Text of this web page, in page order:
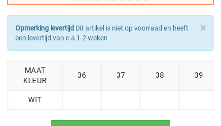
×
Opmerking levertijd Dit artikel is niet op voorraad en heeft
een levertijd van c.a 1-2 weken
MAAT
KLEUR
36 37 38 39
WIT